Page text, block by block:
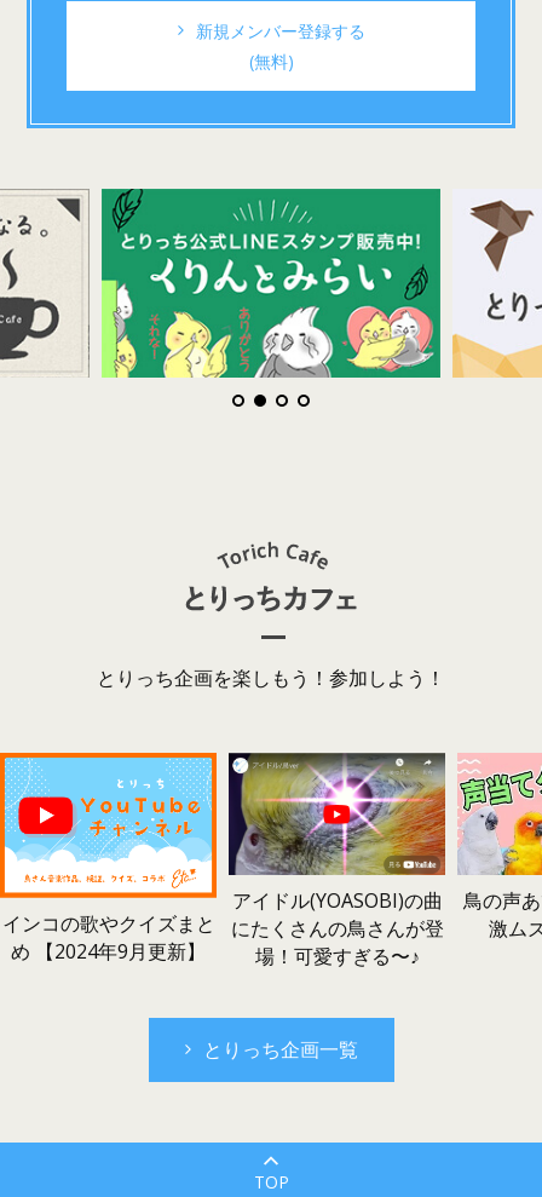
新規メンバー登録する
(無料)
とりっち企画を楽しもう！参加しよう！
インコの歌やクイズまと
め 【2024年9月更新】
アイドル(YOASOBI)の曲
にたくさんの鳥さんが登
場！可愛すぎる〜♪
鳥の声
激ム
とりっち企画一覧
TOP